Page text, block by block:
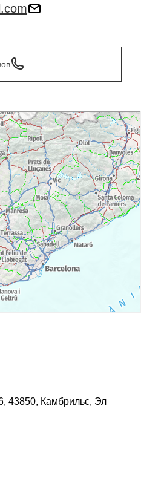
43850, Камбрильс, Эл